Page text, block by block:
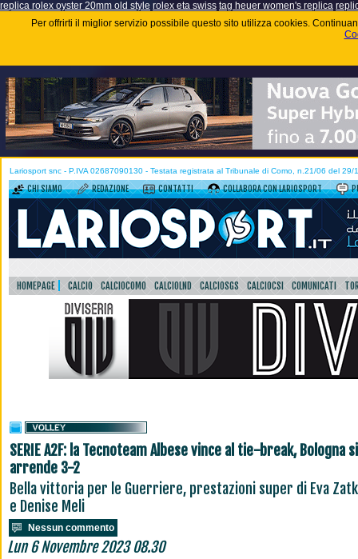
replica rolex oyster 20mm old style rolex eta swiss tag heuer women's replica
Per offrirti il miglior servizio possibile questo sito utilizza cookies.
Lariosport snc - P.IVA 02687090130 - Testata registrata al Tribunale di Como, n.21/06 del 29/
CHI SIAMO REDAZIONE CONTATTI COLLABORA CON LARIOSPORT
HOMEPAGE CALCIO CALCIOCOMO CALCIOLND CALCIOSGS CALCIOCSI COMUNICATI
SERIE A2F: la Tecnoteam Albese vince al tie-break, Bologna si
arrende 3-2
Bella vittoria per le Guerriere, prestazioni super di Eva
e Denise Meli
Nessun commento
Lun 6 Novembre 2023 08.30